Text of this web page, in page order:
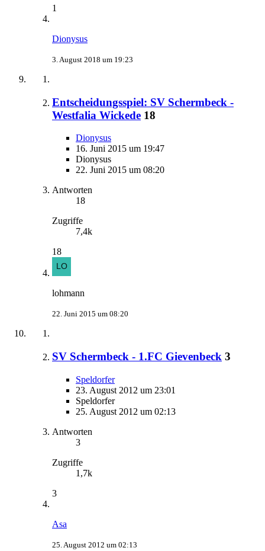
1
Dionysus
3. August 2018 um 19:23
Entscheidungsspiel: SV Schermbeck -
Westfalia Wickede 18
Dionysus
16. Juni 2015 um 19:47
Dionysus
22. Juni 2015 um 08:20
Antworten
18
Zugriffe
7,4k
18
lohmann
22. Juni 2015 um 08:20
SV Schermbeck - 1.FC Gievenbeck 3
Speldorfer
23. August 2012 um 23:01
Speldorfer
25. August 2012 um 02:13
Antworten
3
Zugriffe
1,7k
3
Asa
25. August 2012 um 02:13